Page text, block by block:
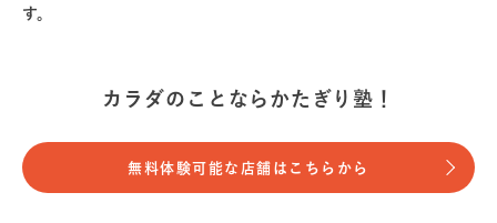
す。
カラダのことならかたぎり塾！
無料体験可能な店舗はこちらから